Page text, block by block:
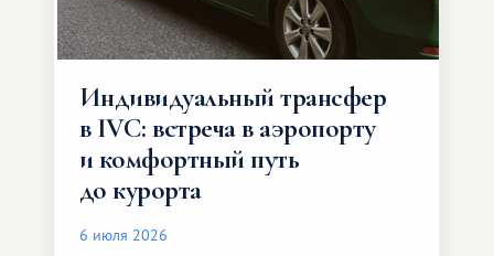
Индивидуальный трансфер
в IVC: встреча в аэропорту
и комфортный путь
до курорта
6 июля 2026